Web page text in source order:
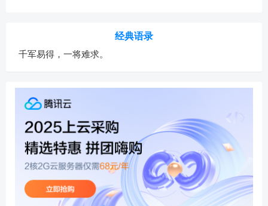
经典语录
千军易得，一将难求。